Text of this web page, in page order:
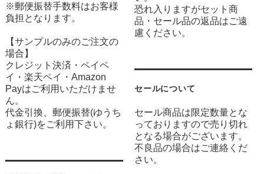
※郵便振替手数料はお客様
負担となります。
【サンプルのみのご注文の
場合】
クレジット決済・ペイペ
イ・楽天ペイ・Amazon
Payはご利用いただけませ
ん。
代金引換、郵便振替(ゆうち
ょ銀行)をご利用下さい。
恐れ入りますがセット商
品・セール品の返品はご遠
慮ください。
セールについて
セール商品は限定数量とな
っておりますので売り切れ
となる場合がございます。
不良品の場合はご連絡くだ
さい。